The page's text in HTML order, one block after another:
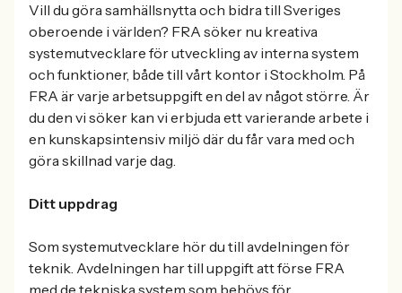
Vill du göra samhällsnytta och bidra till Sveriges
oberoende i världen? FRA söker nu kreativa
systemutvecklare för utveckling av interna system
och funktioner, både till vårt kontor i Stockholm. På
FRA är varje arbetsuppgift en del av något större. Är
du den vi söker kan vi erbjuda ett varierande arbete i
en kunskapsintensiv miljö där du får vara med och
göra skillnad varje dag.
Ditt uppdrag
Som systemutvecklare hör du till avdelningen för
teknik. Avdelningen har till uppgift att förse FRA